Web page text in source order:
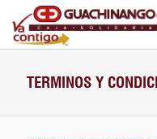
TERMINOS Y